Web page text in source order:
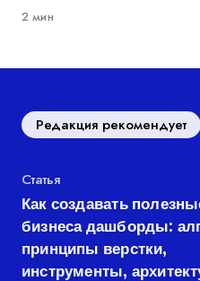
2 мин
Редакция рекомендует
Категория
Статья
Как создавать
бизнеса дашборды:
принципы верстки,
инструменты,